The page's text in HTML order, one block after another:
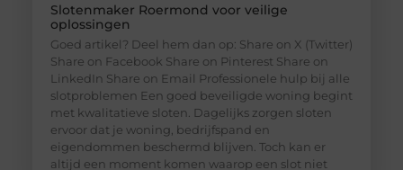
Slotenmaker Roermond voor veilige
oplossingen
Goed artikel? Deel hem dan op: Share on X (Twitter)
Share on Facebook Share on Pinterest Share on
LinkedIn Share on Email Professionele hulp bij alle
slotproblemen Een goed beveiligde woning begint
met kwalitatieve sloten. Dagelijks zorgen sloten
ervoor dat je woning, bedrijfspand en
eigendommen beschermd blijven. Toch kan er
altijd een moment komen waarop een slot niet